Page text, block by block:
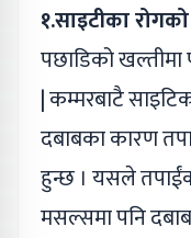
१.साइटीका
पछाडिको खल्तीमा
| कम्मरबाटै
दबाबका कारण
हुन्छ । यसले
मसल्समा पनि